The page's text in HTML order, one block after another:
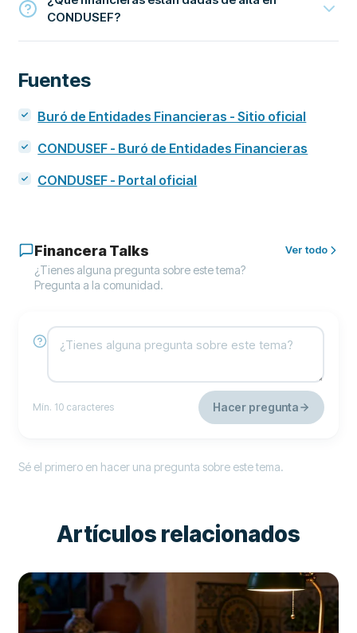
CONDUSEF?
Fuentes
Buró de Entidades Financieras - Sitio oficial
CONDUSEF - Buró de Entidades Financieras
CONDUSEF - Portal oficial
Financera Talks
¿Tienes alguna pregunta sobre este tema?
Pregunta a la comunidad.
Ver todo
Mín. 10 caracteres Hacer pregunta
Sé el primero en hacer una pregunta sobre este tema.
Artículos relacionados